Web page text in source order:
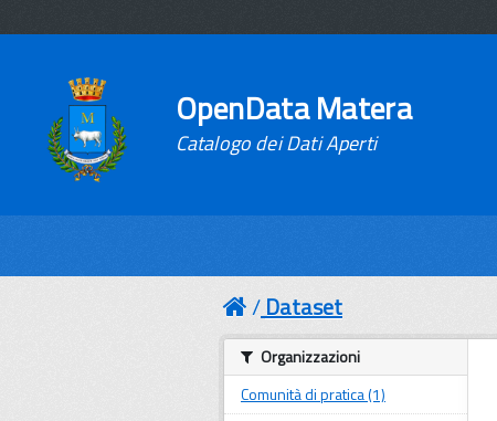
OpenData Matera
Catalogo dei Dati Aperti
Dataset
Organizzazioni
Comunità di pratica (1)